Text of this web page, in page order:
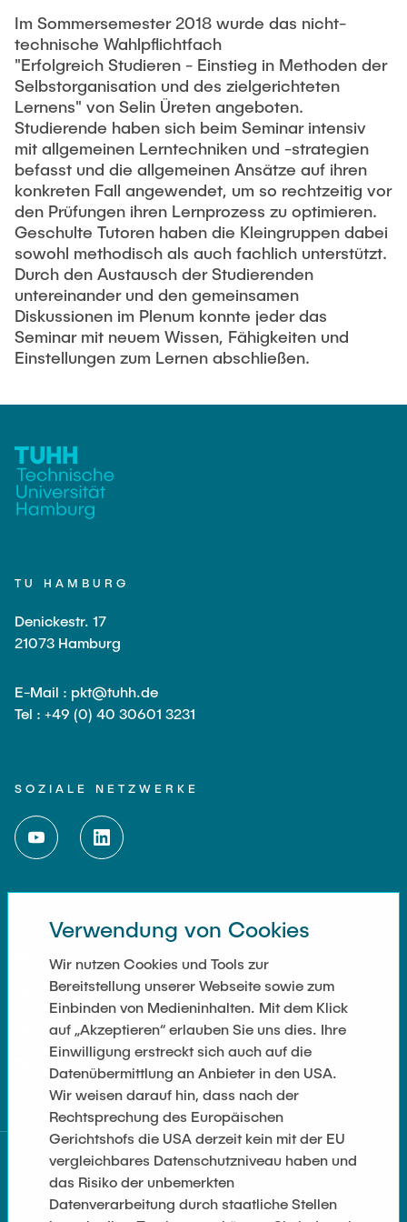
Kontakt
Luftfahrt
Maschinen- und Anlagenbau
Medizintechnik
Internationale Kooperationen
Abgeschlossene Projekte
LEHRE
Übersicht Konstruktionslehre
Grundlagen der KL
KL Gestalten
Vertiefte KL
Großes Konstruktionsprojekt
Digitale Produktentwicklung und Leichtbau
Master
Fluidtechnik
Methoden der Produktentwicklung
Leichtbaupraktikum
Fachlabor
NTA-Forschungskommunikation
Externe Dozenten
Onlineangebot
VERANSTALTUNGEN
Wissenschaftl. Veranstaltungen
26th International Conference on Engineering Design
(ICED27)
36. DfX-Symposium 2025
PAD International Summer School
Im Sommersemester 2018 wurde das nicht-
technische Wahlpflichtfach
"Erfolgreich Studieren - Einstieg in Methoden der
Selbstorganisation und des zielgerichteten
Lernens" von Selin Üreten angeboten.
Studierende haben sich beim Seminar intensiv
mit allgemeinen Lerntechniken und -strategien
befasst und die allgemeinen Ansätze auf ihren
konkreten Fall angewendet, um so rechtzeitig vor
den Prüfungen ihren Lernprozess zu optimieren.
Geschulte Tutoren haben die Kleingruppen dabei
sowohl methodisch als auch fachlich unterstützt.
Durch den Austausch der Studierenden
untereinander und den gemeinsamen
Diskussionen im Plenum konnte jeder das
Seminar mit neuem Wissen, Fähigkeiten und
Einstellungen zum Lernen abschließen.
TU HAMBURG
Denickestr. 17
21073 Hamburg
E-Mail : pkt@tuhh.de
Tel : +49 (0) 40 30601 3231
SOZIALE NETZWERKE
WEITERFÜHRENDE LINKS
Impressum
Kontakt
Cookie Settings
Datenschutz
Verwendung von Cookies
Wir nutzen Cookies und Tools zur
Bereitstellung unserer Webseite sowie zum
Einbinden von Medieninhalten. Mit dem Klick
auf „Akzeptieren“ erlauben Sie uns dies. Ihre
Einwilligung erstreckt sich auch auf die
Datenübermittlung an Anbieter in den USA.
Wir weisen darauf hin, dass nach der
Rechtsprechung des Europäischen
Gerichtshofs die USA derzeit kein mit der EU
vergleichbares Datenschutzniveau haben und
das Risiko der unbemerkten
Datenverarbeitung durch staatliche Stellen